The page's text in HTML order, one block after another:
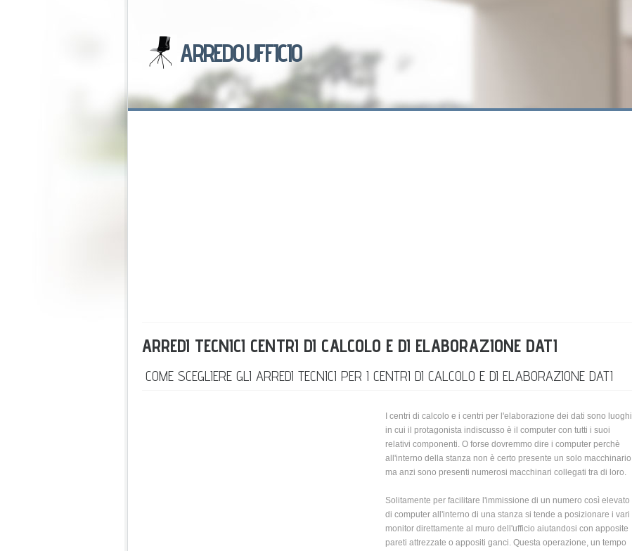
ARREDO UFFICIO
ARREDI TECNICI CENTRI DI CALCOLO E DI ELABORAZIONE DATI
COME SCEGLIERE GLI ARREDI TECNICI PER I CENTRI DI CALCOLO E DI ELABORAZIONE DATI
I centri di calcolo e i centri per l'elaborazione dei dati sono luoghi
in cui il protagonista indiscusso è il computer con tutti i suoi
relativi componenti. O forse dovremmo dire i computer perchè
all'interno della stanza non è certo presente un solo macchinario
ma anzi sono presenti numerosi macchinari collegati tra di loro.
Solitamente per facilitare l'immissione di un numero così elevato
di computer all'interno di una stanza si tende a posizionare i vari
monitor direttamente al muro dell'ufficio aiutandosi con apposite
pareti attrezzate o appositi ganci. Questa operazione, un tempo